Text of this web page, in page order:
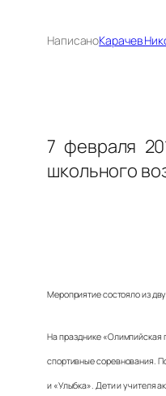
НаписаноКарачев
7 февраля
школьного
Мероприятие состояло из
На празднике «Олимпийская
спортивные соревнования.
и «Улыбка». Дети и учителя